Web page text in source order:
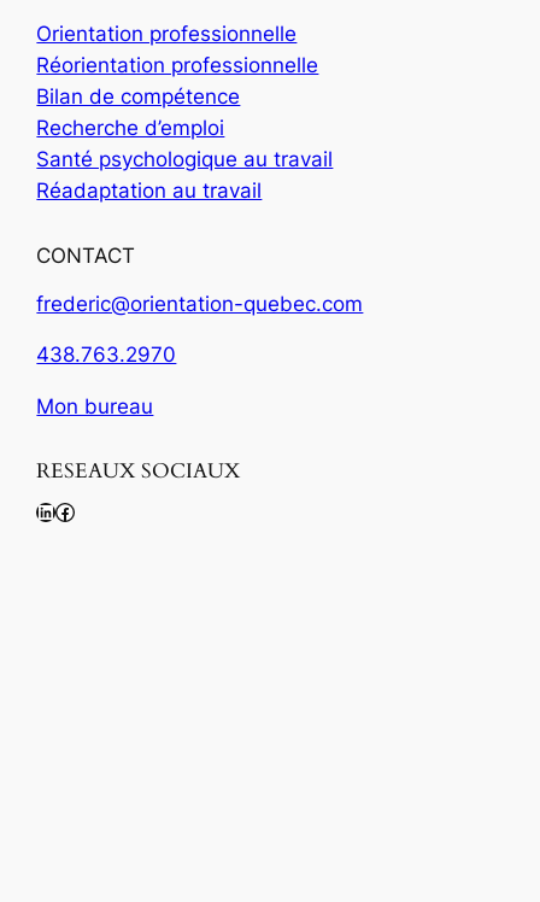
Orientation professionnelle
Réorientation professionnelle
Bilan de compétence
Recherche d’emploi
Santé psychologique au travail
Réadaptation au travail
CONTACT
frederic@orientation-quebec.com
438.763.2970
Mon bureau
RESEAUX SOCIAUX
LinkedIn Facebook